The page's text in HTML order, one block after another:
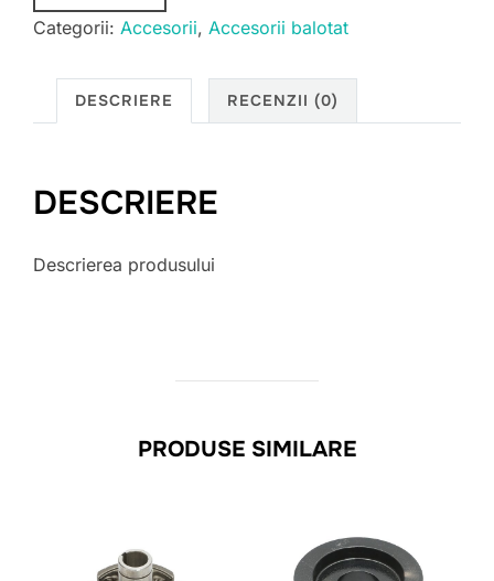
Categorii: Accesorii, Accesorii balotat
DESCRIERE RECENZII (0)
DESCRIERE
Descrierea produsului
PRODUSE SIMILARE